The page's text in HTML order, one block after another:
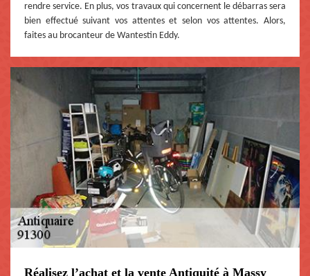
rendre service. En plus, vos travaux qui concernent le débarras sera
bien effectué suivant vos attentes et selon vos attentes. Alors,
faites au brocanteur de Wantestin Eddy.
Réalisez l’achat et la vente Antiquité à Massy